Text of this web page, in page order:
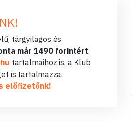
tárgyilagos és
már 1490 forintért.
tartalmaihoz is, a Klub
is tartalmazza.
előfizetőnk!